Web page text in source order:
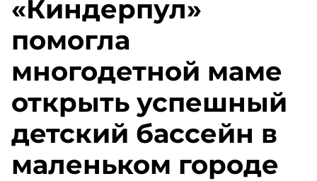
«Киндерпул»
помогла
многодетной маме
открыть успешный
детский бассейн в
маленьком городе